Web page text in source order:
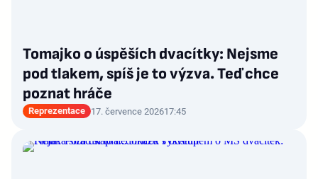
Tomajko o úspěších dvacítky: Nejsme
pod tlakem, spíš je to výzva. Teď chce
poznat hráče
Reprezentace 17. července 202617:45